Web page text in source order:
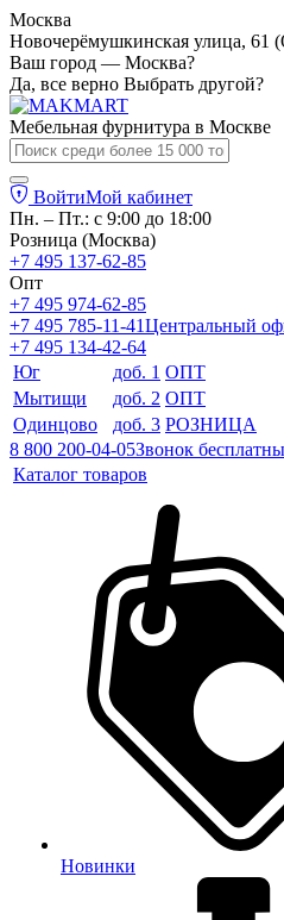
Москва
Новочерёмушкинская улица, 61
Ваш город — Москва?
Да, все верно Выбрать другой?
Мебельная фурнитура в Москве
ВойтиМой кабинет
Пн. – Пт.: с 9:00 до 18:00
Розница (Москва)
+7 495 137-62-85
Опт
+7 495 974-62-85
+7 495 785-11-41Центральный
+7 495 134-42-64
Юг
доб. 1 ОПТ
Мытищи
доб. 2 ОПТ
Одинцово
доб. 3 РОЗНИЦА
8 800 200-04-05Звонок
Каталог товаров
Новинки